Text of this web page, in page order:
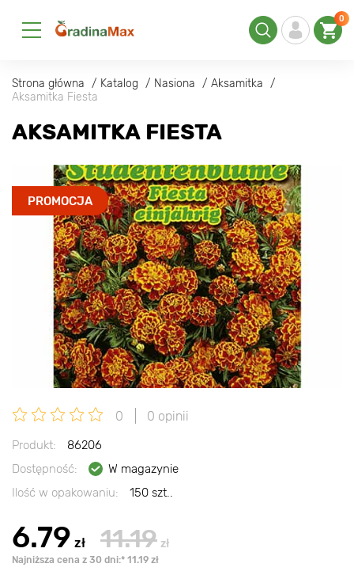
0
Strona główna Katalog Nasiona
Aksamitka
Aksamitka Fiesta
AKSAMITKA FIESTA
PROMOCJA
0 0 opinii
Produkt:
86206
Dostępność:
W magazynie
Ilość w opakowaniu:
150 szt..
6.79 zł 11.19 zł
Najniższa cena z 30 dni:* 11.19 zł